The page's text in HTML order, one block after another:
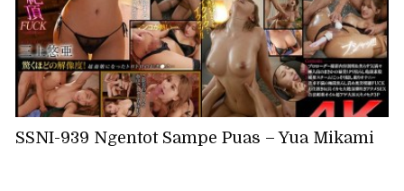
SSNI-939 Ngentot Sampe Puas – Yua Mikami